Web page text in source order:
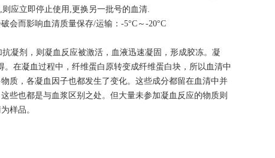
应立即停止使用,更换另一批号的血清.
会而影响血清质量保存/运输：-5°C～-20°C
凝剂，则凝血反应被激活，血液迅速凝固，形成胶冻。凝
在凝血过程中，纤维蛋白原转变成纤维蛋白块，所以血清中
质，各凝血因子也都发生了变化。这些成分都留在血清中并
些也都是与血浆区别之处。但大量未参加凝血反应的物质则
样品。